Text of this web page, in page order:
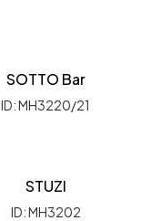
SOTTO Bar
ID: MH3220/21
STUZI
ID: MH3202